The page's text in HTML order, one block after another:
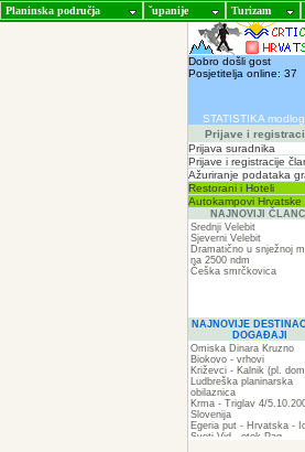
Planinska područja ˇupanije Turizam
Dobro došli gost
Posjetitelja online: 37
STATISTIKA
Prijave i
Prijava suradnika
Prijave i registracije
Ažuriranje podataka
Restorani i Hoteli
Autokampovi Hrvatske
NAJNOVIJI ČLANCI
Srednji Velebit
Sjeverni Velebit
Dramatično u snježnoj
na 2500 ndm
Češka smrčkovica
NAJNOVIJE
DOGAĐAJI
Omiska Dinara Kruzno
Biokovo - vrhovi
Križevci - Kalnik (pl.
Ludbreška planinarska
obilaznica
Krma - Triglav 4/
Slovenija
Egeria put - Hrvatska -
Sveti Vid - otok Pag